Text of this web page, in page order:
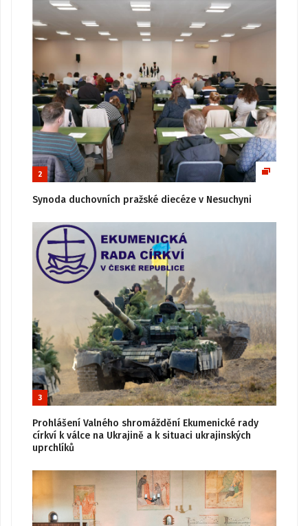
2
Synoda duchovních pražské diecéze v Nesuchyni
3
Prohlášení Valného shromáždění Ekumenické rady
církví k válce na Ukrajině a k situaci ukrajinských
uprchlíků